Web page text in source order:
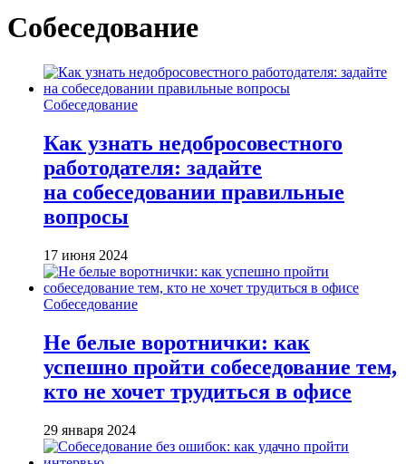
Собеседование
Собеседование
Как узнать недобросовестного
работодателя: задайте
на собеседовании правильные
вопросы
17 июня 2024
Собеседование
Не белые воротнички: как
успешно пройти собеседование тем,
кто не хочет трудиться в офисе
29 января 2024